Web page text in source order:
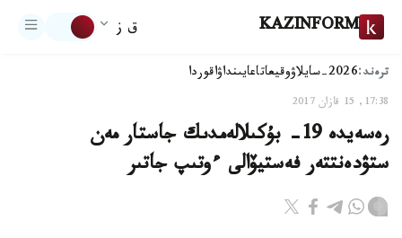
KAZINFORM ق ز
ترەند:2026-سايلاۋ وقيعاتاعايىنداۋاقوردا
17:38, 15 قازان 2017
رەسەيدە 19- بۇكىلالەمدىك جاستار مەن
ستۋدەنتتەر فەستيۆالى ءوتىپ جاتىر